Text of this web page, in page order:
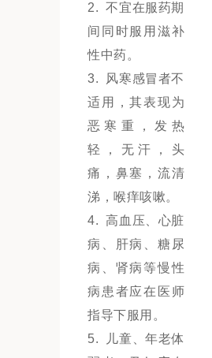
2. 不宜在服药期
间同时服用滋补
性中药。
3. 风寒感冒者不
适用，其表现为
恶寒重，发热
轻，无汗，头
痛，鼻塞，流清
涕，喉痒咳嗽。
4. 高血压、心脏
病、肝病、糖尿
病、肾病等慢性
病患者应在医师
指导下服用。
5. 儿童、年老体